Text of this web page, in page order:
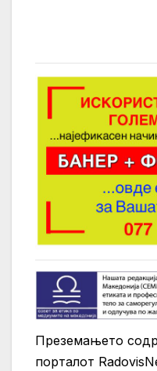
Преземањето
порталот